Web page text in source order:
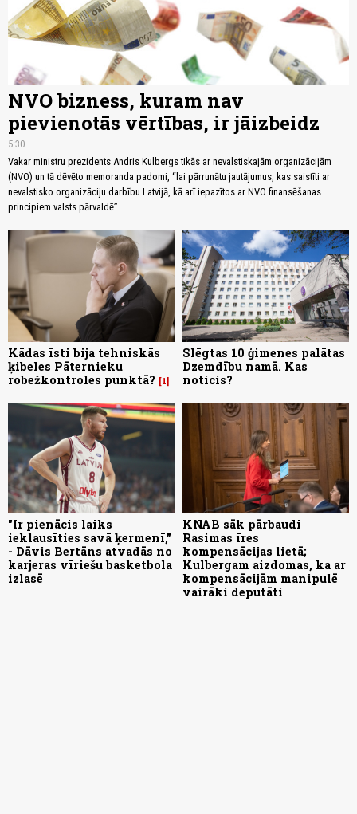
NVO bizness, kuram nav
pievienotās vērtības, ir jāizbeidz
5:30
Vakar ministru prezidents Andris Kulbergs tikās ar nevalstiskajām organizācijām
(NVO) un tā dēvēto memoranda padomi, “lai pārrunātu jautājumus, kas saistīti ar
nevalstisko organizāciju darbību Latvijā, kā arī iepazītos ar NVO finansēšanas
principiem valsts pārvaldē”.
Kādas īsti bija tehniskās
ķibeles Pāternieku
robežkontroles punktā?
1
Slēgtas 10 ģimenes palātas
Dzemdību namā. Kas
noticis?
"Ir pienācis laiks
ieklausīties savā ķermenī,"
- Dāvis Bertāns atvadās no
karjeras vīriešu basketbola
izlasē
KNAB sāk pārbaudi
Rasimas īres
kompensācijas lietā;
Kulbergam aizdomas, ka ar
kompensācijām manipulē
vairāki deputāti